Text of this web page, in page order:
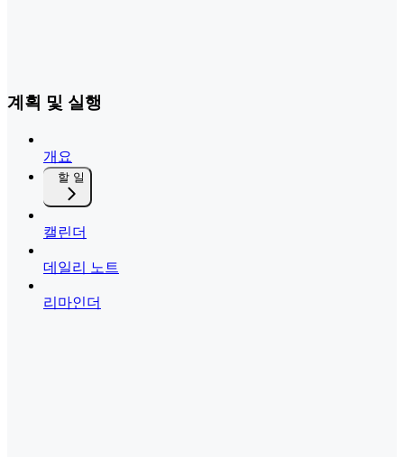
계획 및 실행
개요
할 일
캘린더
데일리 노트
리마인더